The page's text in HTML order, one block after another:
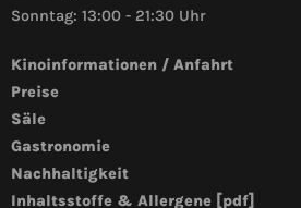
Sonntag: 13:00 - 21:30 Uhr
Kinoinformationen / Anfahrt
Preise
Säle
Gastronomie
Nachhaltigkeit
Inhaltsstoffe & Allergene [pdf]